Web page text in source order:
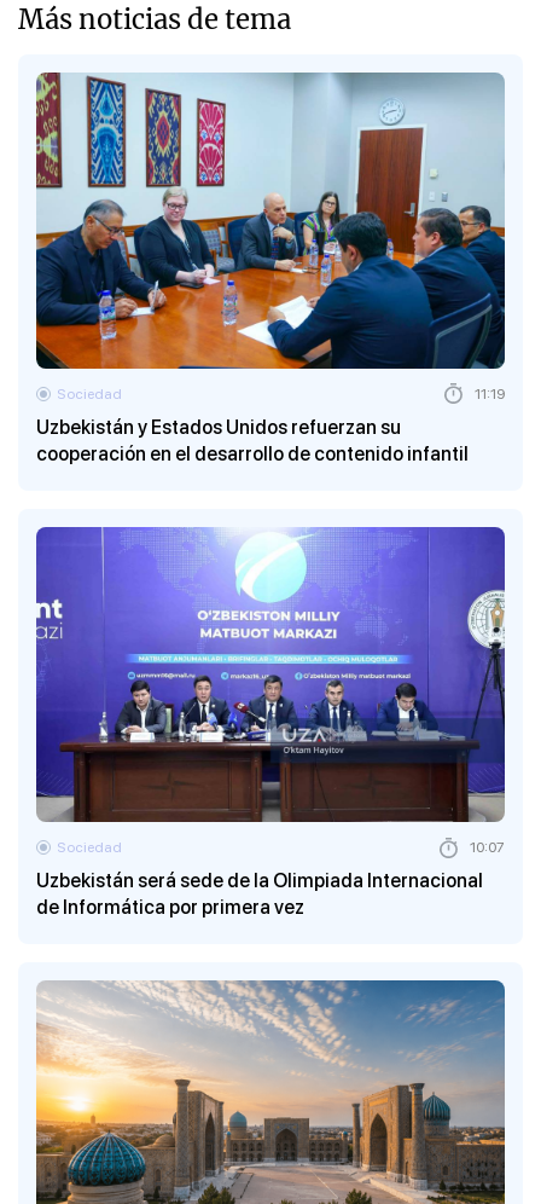
Más noticias de tema
Uzbekistán y Estados Unidos refuerzan su
cooperación en el desarrollo de contenido infantil
Sociedad 11:19
Uzbekistán será sede de la Olimpiada Internacional
de Informática por primera vez
Sociedad 10:07